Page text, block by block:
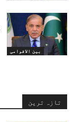
بین الاقوامی
تازہ ترین